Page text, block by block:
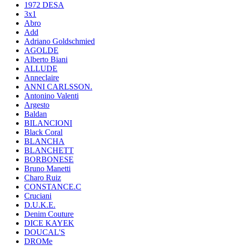
1972 DESA
3x1
Abro
Add
Adriano Goldschmied
AGOLDE
Alberto Biani
ALLUDE
Anneclaire
ANNI CARLSSON.
Antonino Valenti
Argesto
Baldan
BILANCIONI
Black Coral
BLANCHA
BLANCHETT
BORBONESE
Bruno Manetti
Charo Ruiz
CONSTANCE.C
Cruciani
D.U.K.E.
Denim Couture
DICE KAYEK
DOUCAL'S
DROMe